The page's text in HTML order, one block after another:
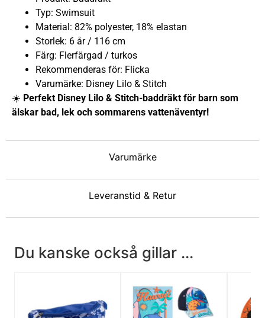
Varumärke
Leveranstid & Retur
Typ: Swimsuit
Material: 82% polyester, 18% elastan
Storlek: 6 år / 116 cm
Färg: Flerfärgad / turkos
Rekommenderas för: Flicka
Varumärke: Disney Lilo & Stitch
☀️ Perfekt Disney Lilo & Stitch-baddräkt för barn som
älskar bad, lek och sommarens vattenäventyr!
Du kanske också gillar ...